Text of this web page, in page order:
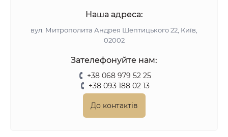
Наша адреса:
вул. Митрополита Андрея Шептицького 22, Київ,
02002
Зателефонуйте нам:
+38 068 979 52 25
+38 093 188 02 13
До контактів